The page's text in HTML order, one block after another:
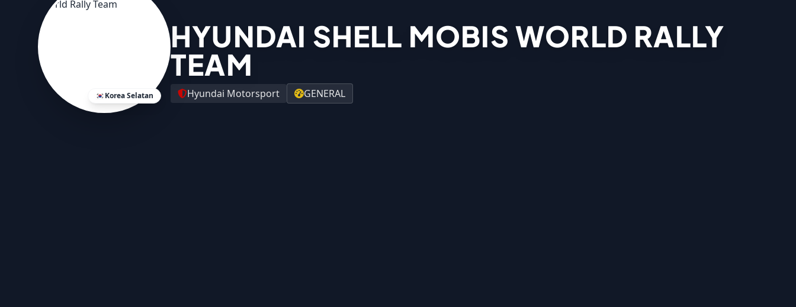
Korea Selatan
HYUNDAI SHELL MOBIS WORLD RALLY
TEAM
Hyundai Motorsport GENERAL